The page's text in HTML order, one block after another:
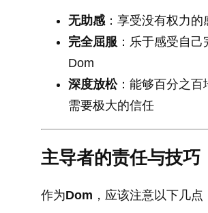
无助感：享受没有权力的
完全屈服 ：乐于感受自
Dom
深度放松：能够百分之百
需要极大的信任
主导者的责任与技巧
作为Dom ，应该注意以下几点